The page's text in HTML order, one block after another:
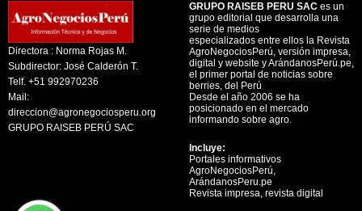
Directora : Norma Rojas M.
Subdirector: José Calderón T.
Telf. +51 992970236
Mail:
direccion@agronegociosperu.org
GRUPO RAISEB PERÚ SAC
GRUPO RAISEB PERU SAC es un
grupo editorial que desarrolla una
serie de medios
especializados entre ellos la Revista
AgroNegociosPerú, versión impresa,
digital y website y ArándanosPerú.pe,
el primer portal de noticias sobre
berries, del Perú
Desde el año 2006 se ha
posicionado en el mercado
informando sobre agro.
Incluye:
Portales informativos
AgroNegociosPerú,
ArándanosPeru.pe
Revista impresa, revista digital